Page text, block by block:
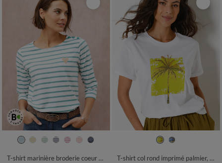
34/36 38/40 42/44 46/48
T-shirt marinière broderie coeur doré en coton biologique(**)
38/40 42/44
T-shirt col rond imprimé palmier, volume loose